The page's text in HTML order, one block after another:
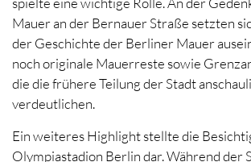
Mauer an der Bernauer Straße setzten
der Geschichte der Berliner Mauer
noch originale Mauerreste sowie
die die frühere Teilung der Stadt
verdeutlichen.
Ein weiteres Highlight stellte die
Olympiastadion Berlin dar. Während der